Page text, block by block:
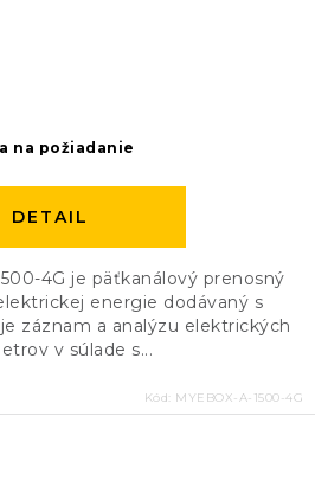
na požiadanie
DETAIL
4G je päťkanálový prenosný
energie dodávaný s
záznam a analýzu elektrických
v súlade s...
Kód: MYEBOX-A-1500-4G